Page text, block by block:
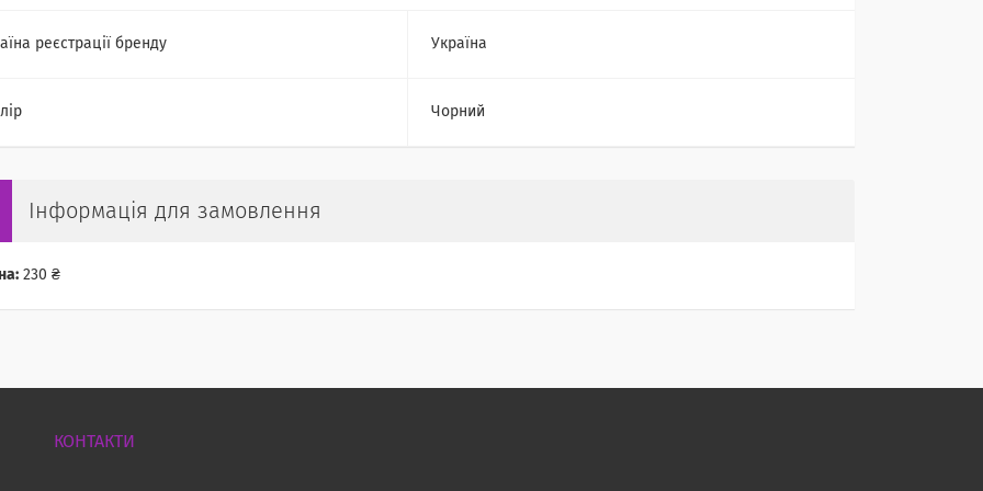
реєстрації бренду Україна
Чорний
Інформація для замовлення
230 ₴